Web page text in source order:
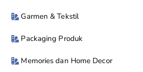
Garmen & Tekstil
Packaging Produk
Memories dan Home Decor